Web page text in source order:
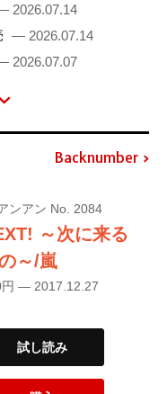
2026.07.14
— 2026.07.14
2026.07.07
Backnumber
ンアン No. 2084
～次に来る
～/嵐
円 — 2017.12.27
試し読み